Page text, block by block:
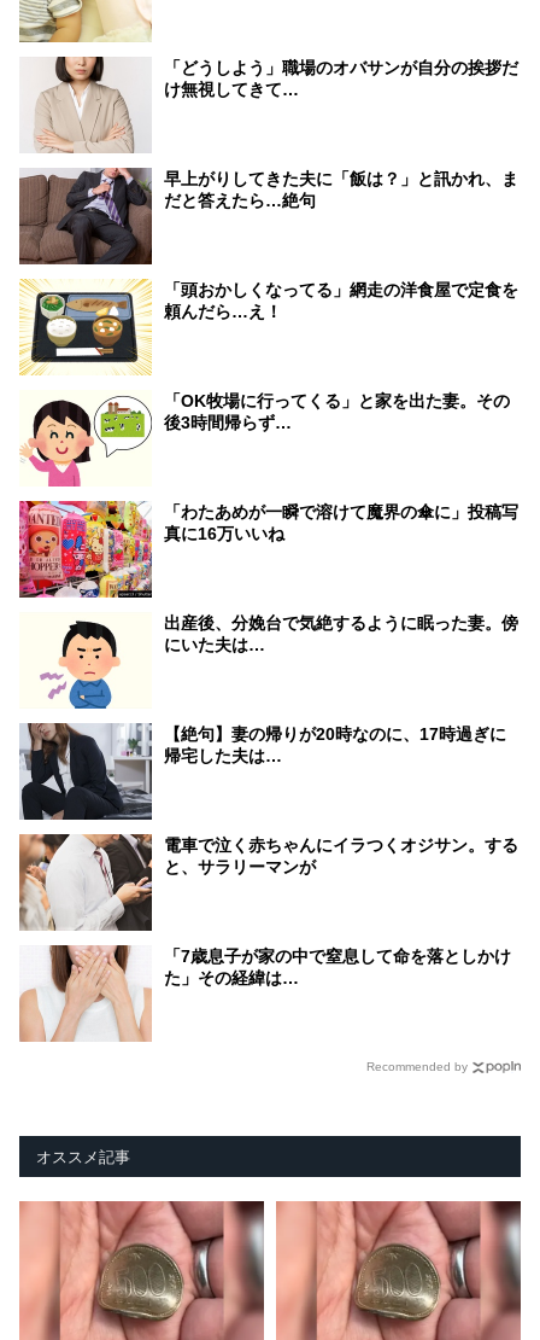
「どうしよう」職場のオバサンが自分の挨拶だ
け無視してきて…
早上がりしてきた夫に「飯は？」と訊かれ、ま
だと答えたら…絶句
「頭おかしくなってる」網走の洋食屋で定食を
頼んだら…え！
「OK牧場に行ってくる」と家を出た妻。その
後3時間帰らず…
「わたあめが一瞬で溶けて魔界の傘に」投稿写
真に16万いいね
出産後、分娩台で気絶するように眠った妻。傍
にいた夫は…
【絶句】妻の帰りが20時なのに、17時過ぎに
帰宅した夫は…
電車で泣く赤ちゃんにイラつくオジサン。する
と、サラリーマンが
「7歳息子が家の中で窒息して命を落としかけ
た」その経緯は…
Recommended by
オススメ記事